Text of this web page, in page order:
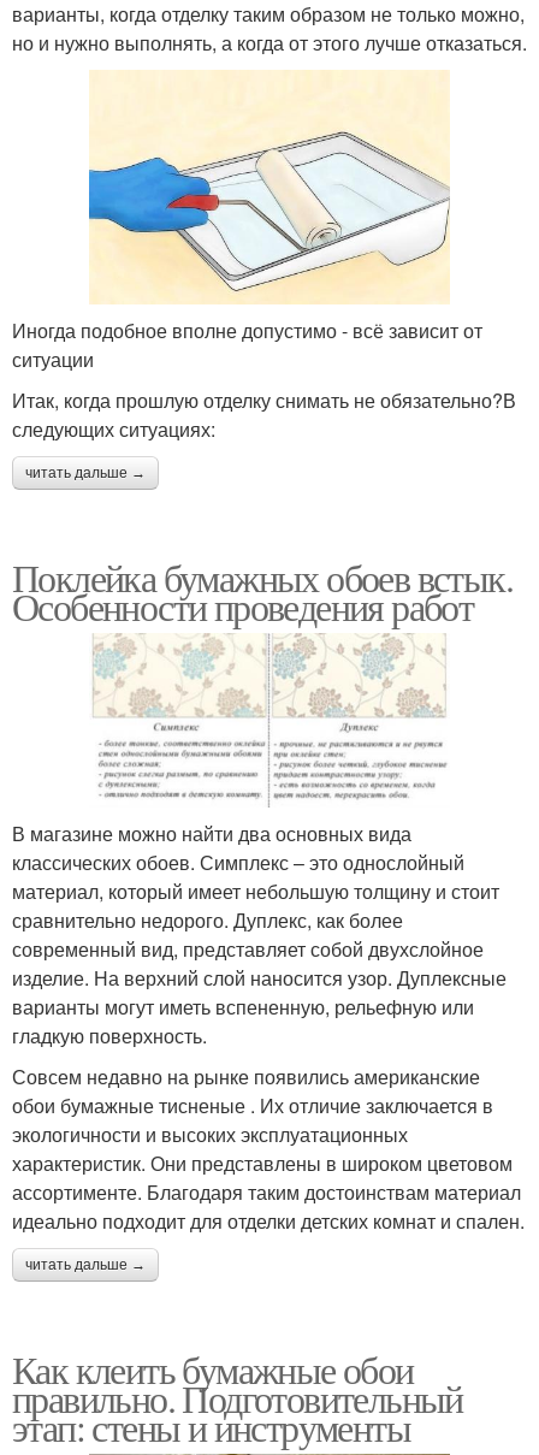
варианты, когда отделку таким образом не только можно,
но и нужно выполнять, а когда от этого лучше отказаться.
Иногда подобное вполне допустимо - всё зависит от
ситуации
Итак, когда прошлую отделку снимать не обязательно?В
следующих ситуациях:
читать дальше →
Поклейка бумажных обоев встык.
Особенности проведения работ
В магазине можно найти два основных вида
классических обоев. Симплекс – это однослойный
материал, который имеет небольшую толщину и стоит
сравнительно недорого. Дуплекс, как более
современный вид, представляет собой двухслойное
изделие. На верхний слой наносится узор. Дуплексные
варианты могут иметь вспененную, рельефную или
гладкую поверхность.
Совсем недавно на рынке появились американские
обои бумажные тисненые . Их отличие заключается в
экологичности и высоких эксплуатационных
характеристик. Они представлены в широком цветовом
ассортименте. Благодаря таким достоинствам материал
идеально подходит для отделки детских комнат и спален.
читать дальше →
Как клеить бумажные обои
правильно. Подготовительный
этап: стены и инструменты